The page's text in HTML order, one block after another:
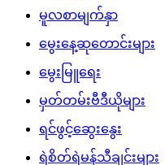
မူလစာမျက်နှာ
မွေးနေ့ဆုတောင်းများ
မွေးမြူရေး
မှတ်တမ်းဗီဒီယိုများ
ရင်ဖွင့်ဆွေးနွေး
ရဲစိတ်ရဲမန်သီချင်းများ